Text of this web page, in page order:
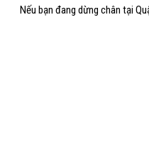
Nếu bạn đang dừng chân tại